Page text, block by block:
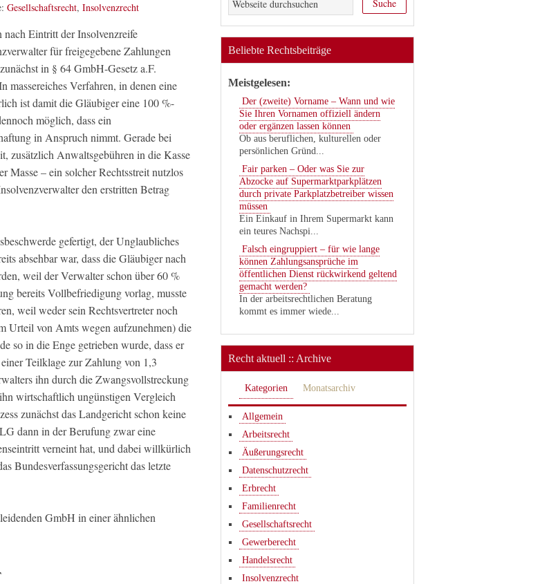
Gesellschaftsrecht, Insolvenzrecht
Eintritt der Insolvenzreife
für freigegebene Zahlungen
in § 64 GmbH-Gesetz a.F.
massereiches Verfahren, in denen eine
ist damit die Gläubiger eine 100 %-
möglich, dass ein
in Anspruch nimmt. Gerade bei
zusätzlich Anwaltsgebühren in die Kasse
Masse – ein solcher Rechtsstreit nutzlos
den erstritten Betrag
gefertigt, der Unglaubliches
absehbar war, dass die Gläubiger nach
weil der Verwalter schon über 60 %
bereits Vollbefriedigung vorlag, musste
weil weder sein Rechtsvertreter noch
Urteil von Amts wegen aufzunehmen) die
so in die Enge getrieben wurde, dass er
Teilklage zur Zahlung von 1,3
ihn durch die Zwangsvollstreckung
wirtschaftlich ungünstigen Vergleich
zunächst das Landgericht schon keine
dann in der Berufung zwar eine
verneint hat, und dabei willkürlich
Bundesverfassungsgericht das letzte
GmbH in einer ähnlichen
Beliebte Rechtsbeiträge
Meistgelesen:
Der (zweite) Vorname – Wann und wie
Sie Ihren Vornamen offiziell ändern
oder ergänzen lassen können
Ob aus beruflichen, kulturellen oder
persönlichen Gründ...
Fair parken – Oder was Sie zur
Abzocke auf Supermarktparkplätzen
durch private Parkplatzbetreiber wissen
müssen
Ein Einkauf in Ihrem Supermarkt kann
ein teures Nachspi...
Falsch eingruppiert – für wie lange
können Zahlungsansprüche im
öffentlichen Dienst rückwirkend geltend
gemacht werden?
In der arbeitsrechtlichen Beratung
kommt es immer wiede...
Recht aktuell :: Archive
Kategorien Monatsarchiv
Allgemein
Arbeitsrecht
Äußerungsrecht
Datenschutzrecht
Erbrecht
Familienrecht
Gesellschaftsrecht
Gewerberecht
Handelsrecht
Insolvenzrecht